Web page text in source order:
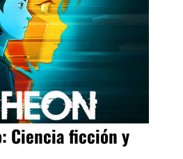
Ciencia ficción y